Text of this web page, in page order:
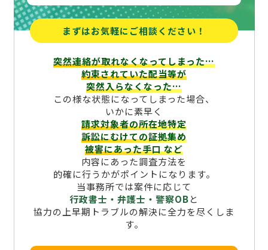
まずはお気軽にご相談ください！
突然連絡が取れなくなってしまった…
約束されていた配当等が
突然入らなくなった…
この様な状態になってしまった場合、
いかに素早く
請求対象者の所在地特定
訴訟にむけての証拠集め
被害にあった手口など
内容にあった調査方法を
的確に行うかがポイントになります。
当事務所では案件に応じて
行政書士・弁護士・警察OBと
協力の上早期トラブルの解決に全力を尽くしま
す。